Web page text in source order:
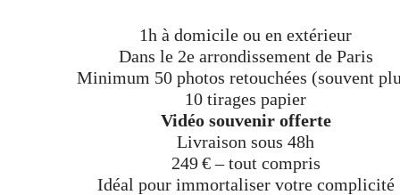
1h à domicile ou en extérieur
Dans le 2e arrondissement de Paris
Minimum 50 photos retouchées (souvent
10 tirages papier
Vidéo souvenir offerte
Livraison sous 48h
249 € – tout compris
Idéal pour immortaliser votre complicité